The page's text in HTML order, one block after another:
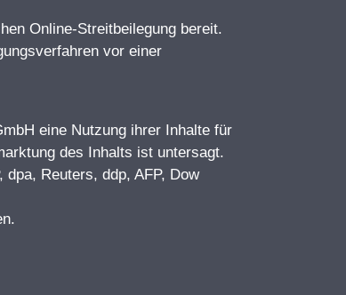
Online-Streitbeilegung bereit.
vor einer
eine Nutzung ihrer Inhalte für
des Inhalts ist untersagt.
dpa, Reuters, ddp, AFP, Dow